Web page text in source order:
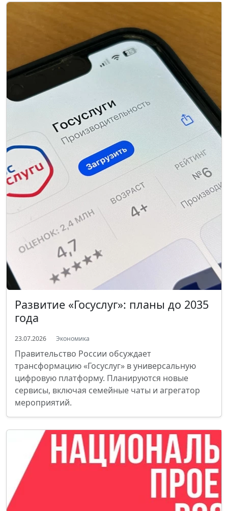
Развитие «Госуслуг»: планы до 2035
года
23.07.2026 Экономика
Правительство России обсуждает
трансформацию «Госуслуг» в универсальную
цифровую платформу. Планируются новые
сервисы, включая семейные чаты и агрегатор
мероприятий.